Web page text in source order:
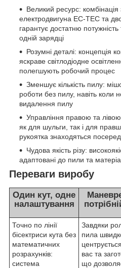
Великий ресурс: комбінація
електродвигуна EC-TEC та
гарантує достатню
одній зарядці
Розумні деталі: концепція
яскраве світлодіодне
полегшують робочий процес
Зменшує кількість пилу:
роботи без пилу, навіть коли
видалення пилу
Управління правою та
як для шульги, так і для
рукоятка знаходяться
Чудова якість різу:
адаптовані до пили та
Переваги виробу
Один кут, одне
налаштування
Точно по лінії
бісектриси кута без
математичних
розрахунків:
система
Завдяки
пила
вас та
що